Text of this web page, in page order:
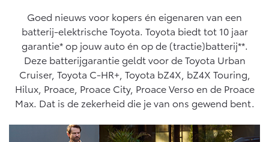
Vanaf € 31.895,- Vanaf € 32.995,-
Corolla Hatchback
Corolla Touring Sports
HYBRIDE
Onderhoud op Maat
APK
Airco check
Vakantiecheck
Hybride Zekerheid Controle
Toyota handleidingen
Wat is Private Lease?
Bereken je maandbedrag
Private Lease voor ZZP
Financieren
Zakelijk
Toyota voor de zaak
Leaserijder
ZZP
Wagenparkbeheer
Werkplaatsafspraak maken
Contact en Route
Goed nieuws voor kopers én eigenaren van een
batterij-elektrische Toyota. Toyota biedt tot 10 jaar
garantie* op jouw auto én op de (tractie)batterij**.
Deze batterijgarantie geldt voor de Toyota Urban
Cruiser, Toyota C-HR+, Toyota bZ4X, bZ4X Touring,
Hilux, Proace, Proace City, Proace Verso en de Proace
Max. Dat is de zekerheid die je van ons gewend bent.